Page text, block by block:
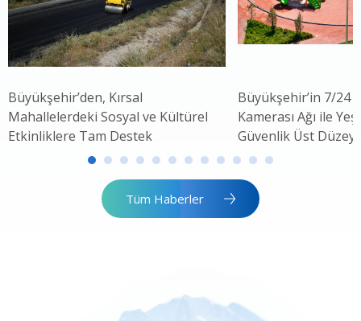
Büyükşehir’den, Kırsal
Mahallelerdeki Sosyal ve Kültürel
Etkinliklere Tam Destek
Büyükşehir’in 7/24
Kamerası Ağı ile
Güvenlik Üst
Tüm Haberler